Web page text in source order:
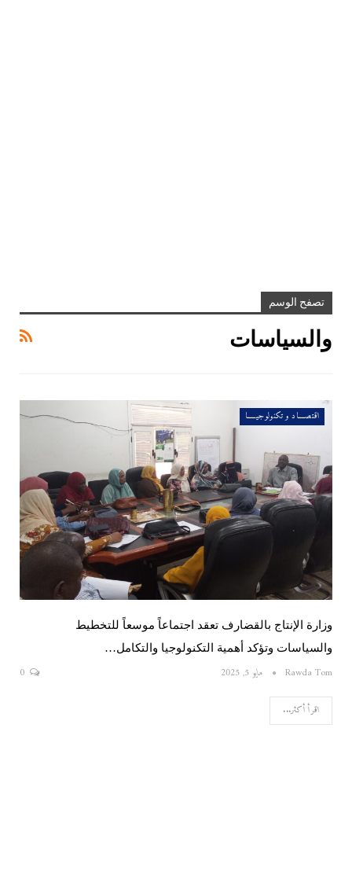
تصفح الوسم
والسياسات
اقتصــــاد و تكنولوجيـــــا
وزارة الإنتاج بالقضارف تعقد اجتماعاً موسعاً للتخطيط
والسياسات وتؤكد أهمية التكنولوجيا والتكامل…
Rawda Tom مايو 5, 2025
اقرأ أكثر...